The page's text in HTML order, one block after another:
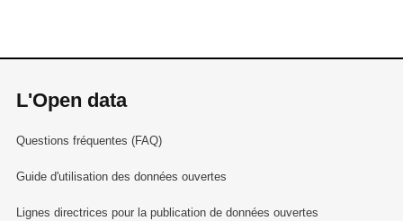
L'Open data
Questions fréquentes (FAQ)
Guide d'utilisation des données ouvertes
Lignes directrices pour la publication de données ouvertes